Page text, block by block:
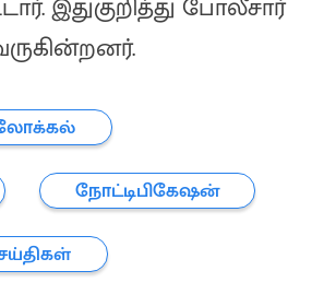
இதுகுறித்து போலீசார்
நோட்டிபிகேஷன்